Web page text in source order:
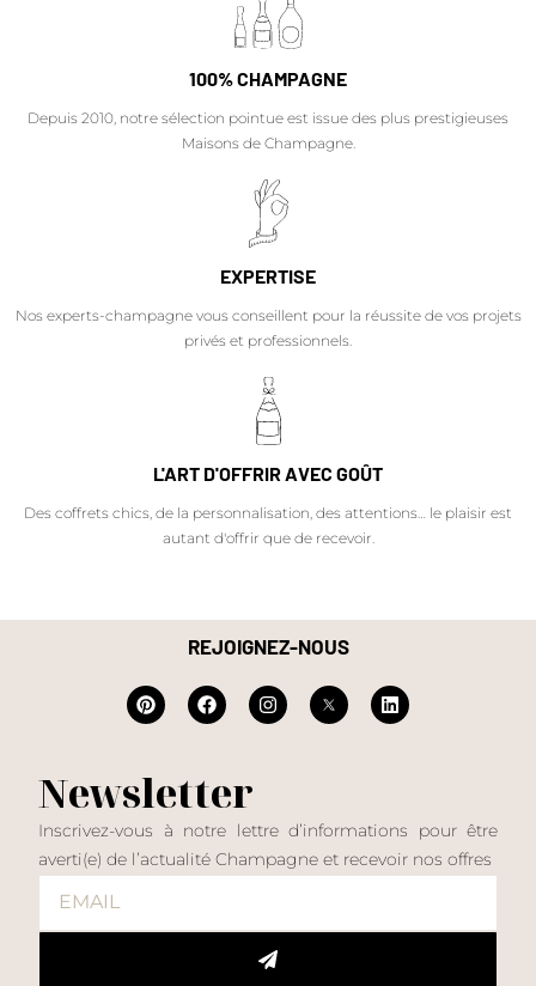
100% CHAMPAGNE
Depuis 2010, notre sélection pointue est issue des plus prestigieuses
Maisons de Champagne.
EXPERTISE
Nos experts-champagne vous conseillent pour la réussite de vos projets
privés et professionnels.
L'ART D'OFFRIR AVEC GOÛT
Des coffrets chics, de la personnalisation, des attentions… le plaisir est
autant d'offrir que de recevoir.
REJOIGNEZ-NOUS
Newsletter
Inscrivez-vous à notre lettre d’informations pour être
averti(e) de l’actualité Champagne et recevoir nos offres